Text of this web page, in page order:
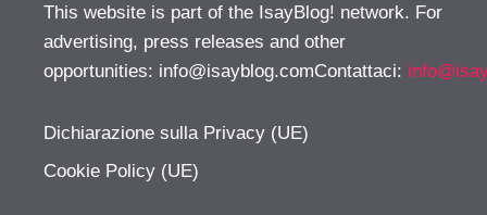
This website is part of the IsayBlog! network. For
advertising, press releases and other
opportunities: info@isayblog.comContattaci:
Dichiarazione sulla Privacy (UE)
Cookie Policy (UE)